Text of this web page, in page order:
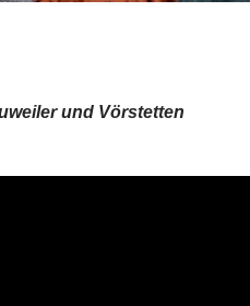
und Vörstetten